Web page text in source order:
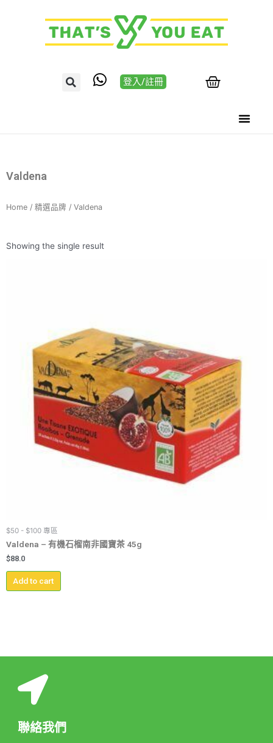
登入/註冊
Valdena
Home / 精選品牌 / Valdena
Showing the single result
$50 - $100 專區
Valdena – 有機石榴南非國寶茶 45g
$88.0
Add to cart
聯絡我們